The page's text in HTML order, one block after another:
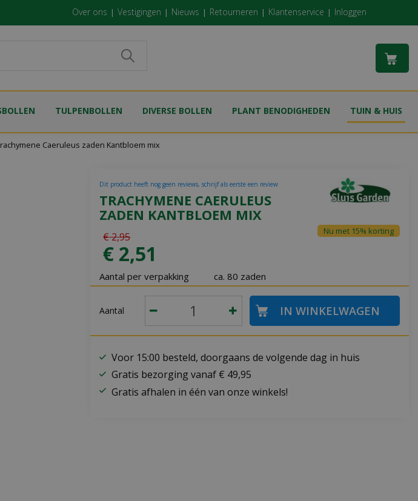
Caeruleus zaden Kantbloem mix
Over ons Vestigingen Nieuws Retourneren Klantenservice Inloggen
TULPENBOLLEN DIVERSE BOLLEN PLANT BENODIGHEDEN TUIN & HUIS
TRACHYMENE CAERULEUS
ZADEN KANTBLOEM MIX
Dit product heeft nog geen reviews, schrijf als eerste een review
€2,95
€ 2,51
Nu met 15% korting
Aantal per verpakking ca. 80 zaden
Aantal
Voor 15:00 besteld, doorgaans de volgende dag in huis
Gratis bezorging vanaf € 49,95
Gratis afhalen in één van onze winkels!